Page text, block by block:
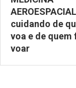
cuidando de
voa e de quem
voar